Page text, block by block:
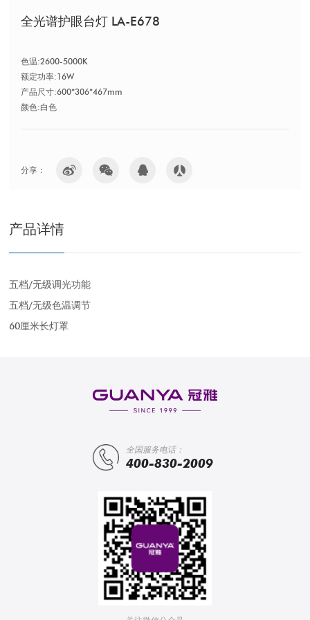
全光谱护眼台灯 LA-E678
色温:2600-5000K
额定功率:16W
产品尺寸:600*306*467mm
颜色:白色
分享：
产品详情
五档/无级调光功能
五档/无级色温调节
60厘米长灯罩
全国服务电话：
400-830-2009